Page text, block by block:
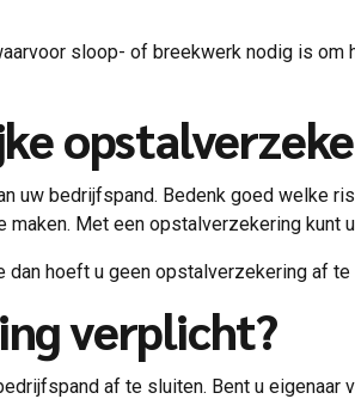
sloop- of breekwerk nodig is om
uw bedrijfspand. Bedenk goed welke
Met een opstalverzekering kunt
hoeft u geen opstalverzekering af te
verplicht?
af te sluiten. Bent u